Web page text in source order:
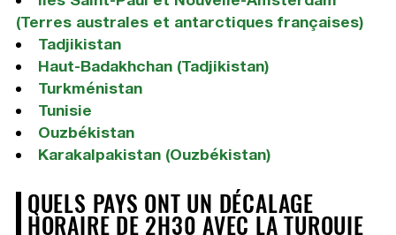
(Terres australes et antarctiques françaises)
Tadjikistan
Haut-Badakhchan (Tadjikistan)
Turkménistan
Tunisie
Ouzbékistan
Karakalpakistan (Ouzbékistan)
QUELS PAYS ONT UN DÉCALAGE
HORAIRE DE 2H30 AVEC LA TURQUIE